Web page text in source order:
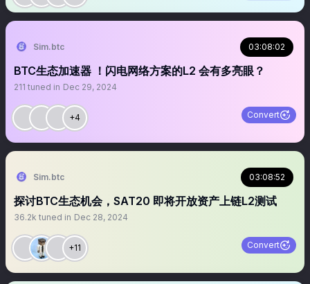
Sim.btc 03:08:02
BTC生态加速器 ！闪电网络方案的L2 会有多亮眼？
211 tuned in Dec 29, 2024
+4 Convert
Sim.btc 03:08:52
探讨BTC生态机会，SAT20 即将开放资产上链L2测试
36.2k tuned in Dec 28, 2024
+11 Convert